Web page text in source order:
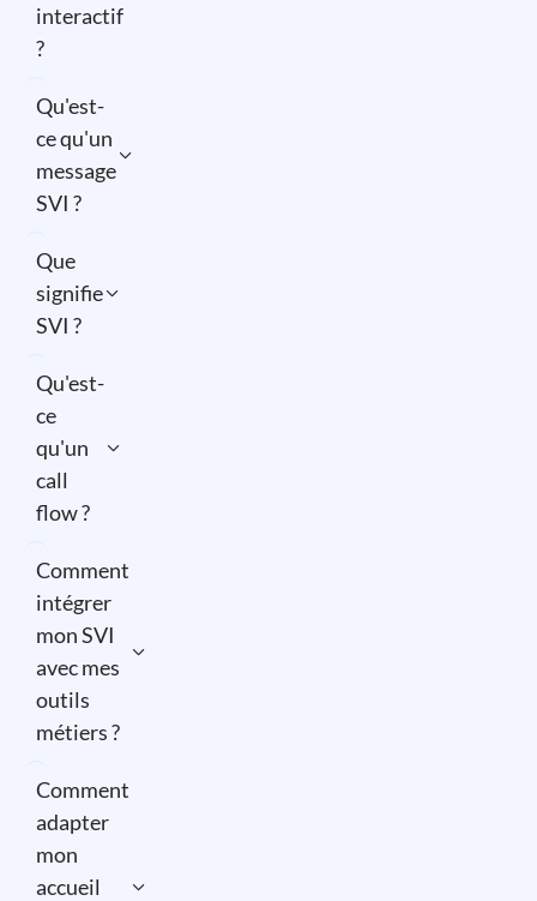
interactif
?
Qu'est-
ce qu'un
message
SVI ?
Que
signifie
SVI ?
Qu'est-
ce
qu'un
call
flow ?
Comment
intégrer
mon SVI
avec mes
outils
métiers ?
Comment
adapter
mon
accueil